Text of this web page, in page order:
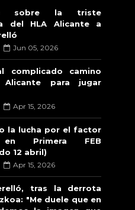
sobre la triste
del HLA Alicante a
Jun 05, 2026
complicado camino
para jugar
Apr 15, 2026
la lucha por el factor
en Primera FEB
12 abril)
Apr 15, 2026
tras la derrota
"Me duele que en